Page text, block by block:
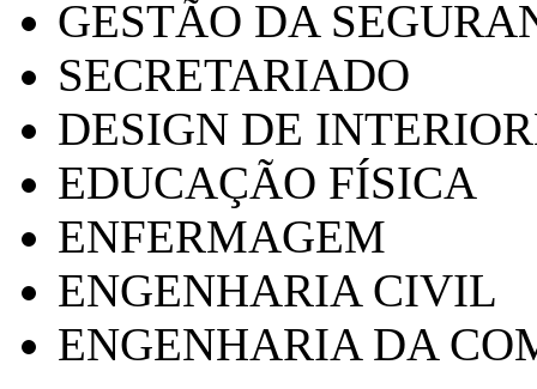
GESTÃO DA
SECRETARIADO
DESIGN DE
EDUCAÇÃO FÍSICA
ENFERMAGEM
ENGENHARIA CIVIL
ENGENHARIA DA